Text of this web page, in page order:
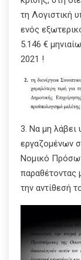
τη Λογιστική
ενός
5.146 €
2021 !
3. Να μη λάβει
εργαζομένων
Νομικό
παραθέτοντας
την αντίθεσή